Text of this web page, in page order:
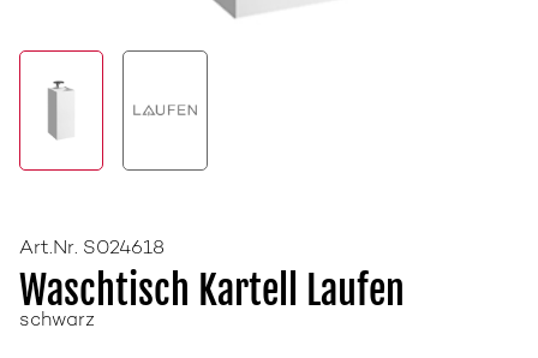
Art.Nr. S024618
Waschtisch Kartell Laufen
schwarz